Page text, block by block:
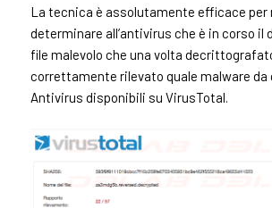
La tecnica è assolutamente efficace per
determinare all’antivirus che è in corso il
file malevolo che una volta
correttamente rilevato quale malware da
Antivirus disponibili su VirusTotal.